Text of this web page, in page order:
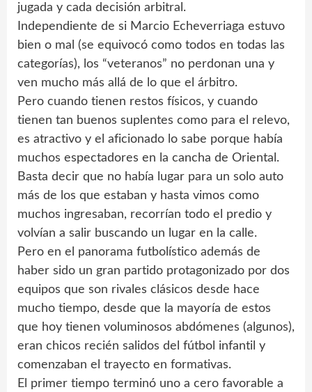
jugada y cada decisión arbitral.
Independiente de si Marcio Echeverriaga estuvo
bien o mal (se equivocó como todos en todas las
categorías), los “veteranos” no perdonan una y
ven mucho más allá de lo que el árbitro.
Pero cuando tienen restos físicos, y cuando
tienen tan buenos suplentes como para el relevo,
es atractivo y el aficionado lo sabe porque había
muchos espectadores en la cancha de Oriental.
Basta decir que no había lugar para un solo auto
más de los que estaban y hasta vimos como
muchos ingresaban, recorrían todo el predio y
volvían a salir buscando un lugar en la calle.
Pero en el panorama futbolístico además de
haber sido un gran partido protagonizado por dos
equipos que son rivales clásicos desde hace
mucho tiempo, desde que la mayoría de estos
que hoy tienen voluminosos abdómenes (algunos),
eran chicos recién salidos del fútbol infantil y
comenzaban el trayecto en formativas.
El primer tiempo terminó uno a cero favorable a